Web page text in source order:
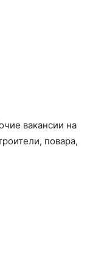
вакансии на
повара,